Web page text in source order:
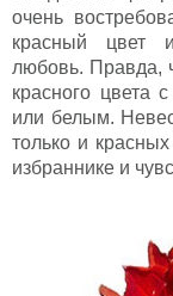
очень
красный цвет
любовь. Правда,
красного цвета
или белым.
только и
избраннике и